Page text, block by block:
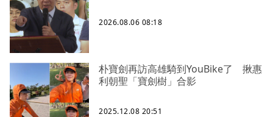
2026.08.06 08:18
朴寶劍再訪高雄騎到YouBike了 揪惠
利朝聖「寶劍樹」合影
2025.12.08 20:51